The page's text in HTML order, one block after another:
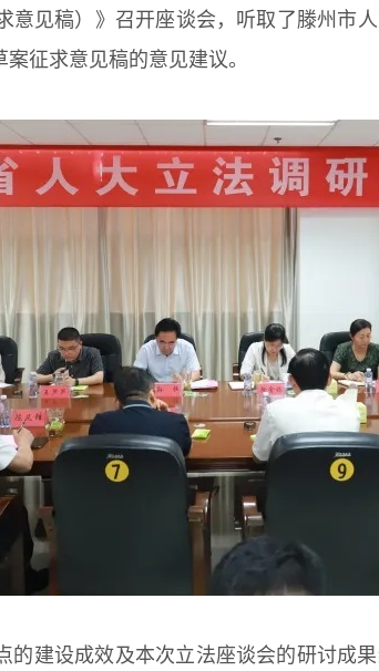
意见稿）》召开座谈会，听取了滕州市
征求意见稿的意见建议。
的建设成效及本次立法座谈会的研讨成